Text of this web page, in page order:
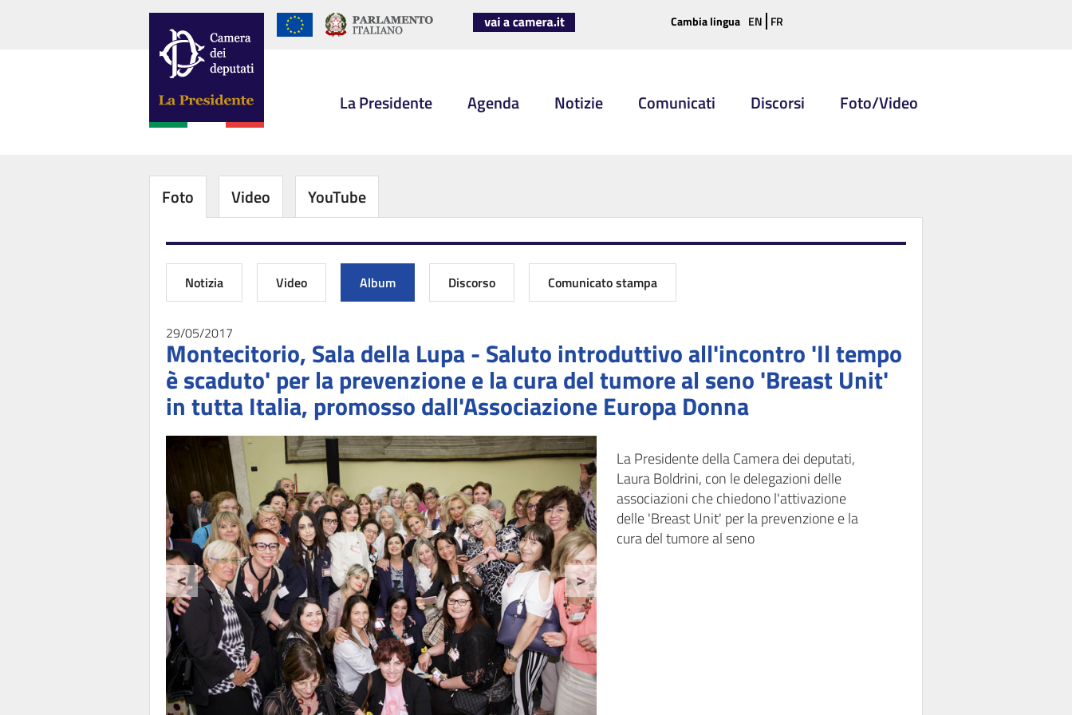
Cambia lingua EN FR
La Presidente Agenda Notizie Comunicati Discorsi Foto/Video
Foto Video YouTube
Notizia Video Album Discorso Comunicato stampa
29/05/2017
Montecitorio, Sala della Lupa - Saluto introduttivo all'incontro 'Il tempo
è scaduto' per la prevenzione e la cura del tumore al seno 'Breast Unit'
in tutta Italia, promosso dall'Associazione Europa Donna
< >
La Presidente della Camera dei deputati,
Laura Boldrini, con le delegazioni delle
associazioni che chiedono l'attivazione
delle 'Breast Unit' per la prevenzione e la
cura del tumore al seno